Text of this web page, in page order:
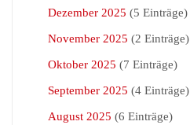
Dezember 2025 (5 Einträge)
November 2025 (2 Einträge)
Oktober 2025 (7 Einträge)
September 2025 (4 Einträge)
August 2025 (6 Einträge)